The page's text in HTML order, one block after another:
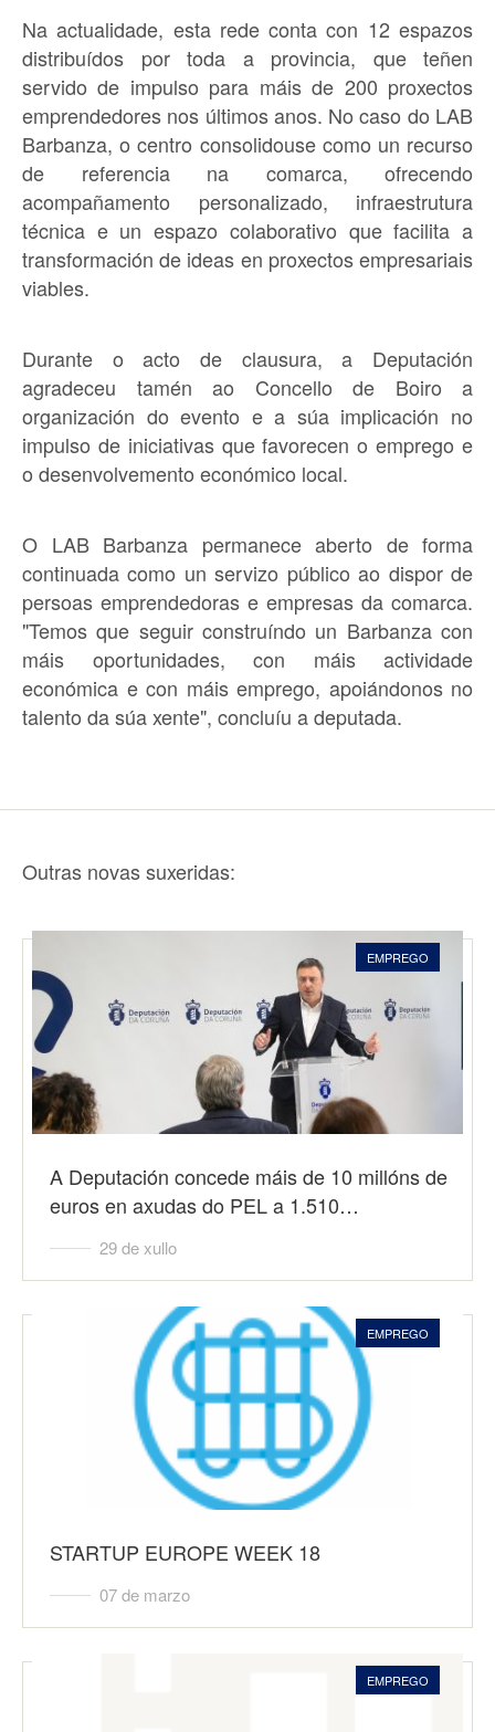
Na actualidade, esta rede conta con 12 espazos
distribuídos por toda a provincia, que teñen
servido de impulso para máis de 200 proxectos
emprendedores nos últimos anos. No caso do LAB
Barbanza, o centro consolidouse como un recurso
de referencia na comarca, ofrecendo
acompañamento personalizado, infraestrutura
técnica e un espazo colaborativo que facilita a
transformación de ideas en proxectos empresariais
viables.
Durante o acto de clausura, a Deputación
agradeceu tamén ao Concello de Boiro a
organización do evento e a súa implicación no
impulso de iniciativas que favorecen o emprego e
o desenvolvemento económico local.
O LAB Barbanza permanece aberto de forma
continuada como un servizo público ao dispor de
persoas emprendedoras e empresas da comarca.
"Temos que seguir construíndo un Barbanza con
máis oportunidades, con máis actividade
económica e con máis emprego, apoiándonos no
talento da súa xente", concluíu a deputada.
Outras novas suxeridas:
EMPREGO
A Deputación concede máis de 10 millóns de
euros en axudas do PEL a 1.510…
29 de xullo
EMPREGO
STARTUP EUROPE WEEK 18
07 de marzo
EMPREGO